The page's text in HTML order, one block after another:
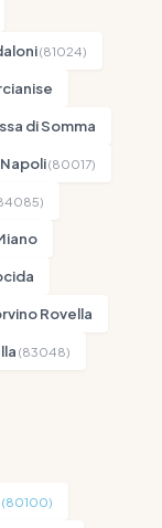
(81024)
di Somma
(80017)
Rovella
(83048)
(80100)